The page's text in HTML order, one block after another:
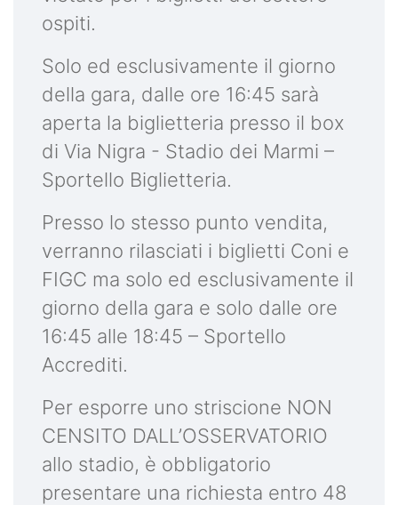
ospiti.
Solo ed esclusivamente il giorno
della gara, dalle ore 16:45 sarà
aperta la biglietteria presso il box
di Via Nigra - Stadio dei Marmi –
Sportello Biglietteria.
Presso lo stesso punto vendita,
verranno rilasciati i biglietti Coni e
FIGC ma solo ed esclusivamente il
giorno della gara e solo dalle ore
16:45 alle 18:45 – Sportello
Accrediti.
Per esporre uno striscione NON
CENSITO DALL’OSSERVATORIO
allo stadio, è obbligatorio
presentare una richiesta entro 48